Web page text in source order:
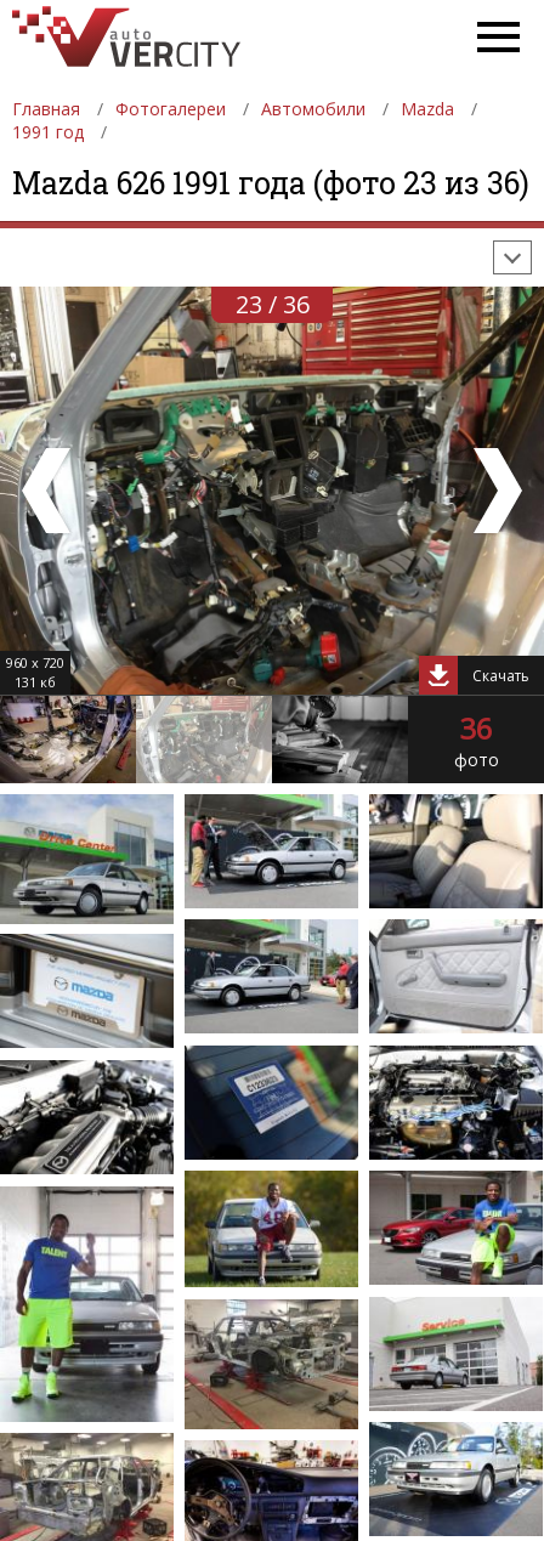
Главная Фотогалереи Автомобили
Mazda
1991 год
Mazda 626 1991 года (фото 23 из 36)
ФОТОГАЛЕРЕИ
АВТОСАЛОНЫ
ФОРМУЛА-1
23 / 36
960 x 720
131 кб
Скачать
36
фото